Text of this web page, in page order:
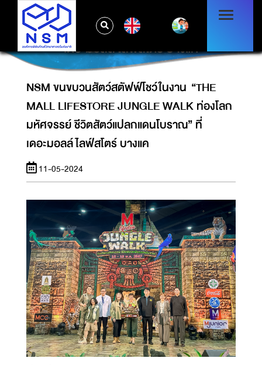
NSM ขนขบวนสัตว์สตัฟฟ์โชว์ในงาน “THE
MALL LIFESTORE JUNGLE WALK ท่องโลก
มหัศจรรย์ ชีวิตสัตว์แปลกแดนโบราณ” ที่
เดอะมอลล์ไลฟ์สโตร์ บางแค
NSM ขนขบวนสัตว์สตัฟฟ์โชว์ในงาน “THE
MALL LIFESTORE JUNGLE WALK ท่องโลก
มหัศจรรย์ ชีวิตสัตว์แปลกแดนโบราณ” ที่
เดอะมอลล์ไลฟ์สโตร์ บางแค
11-05-2024